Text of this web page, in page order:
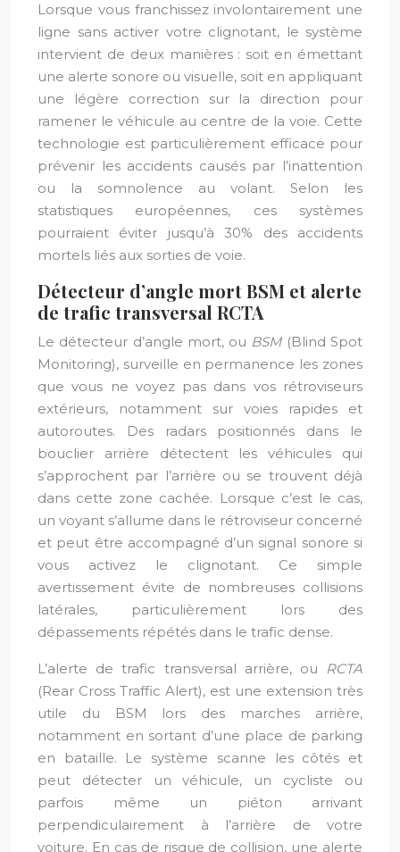
Lorsque vous franchissez involontairement une
ligne sans activer votre clignotant, le système
intervient de deux manières : soit en émettant
une alerte sonore ou visuelle, soit en appliquant
une légère correction sur la direction pour
ramener le véhicule au centre de la voie. Cette
technologie est particulièrement efficace pour
prévenir les accidents causés par l’inattention
ou la somnolence au volant. Selon les
statistiques européennes, ces systèmes
pourraient éviter jusqu’à 30% des accidents
mortels liés aux sorties de voie.
Détecteur d’angle mort BSM et alerte
de trafic transversal RCTA
Le détecteur d’angle mort, ou BSM(Blind Spot
Monitoring), surveille en permanence les zones
que vous ne voyez pas dans vos rétroviseurs
extérieurs, notamment sur voies rapides et
autoroutes. Des radars positionnés dans le
bouclier arrière détectent les véhicules qui
s’approchent par l’arrière ou se trouvent déjà
dans cette zone cachée. Lorsque c’est le cas,
un voyant s’allume dans le rétroviseur concerné
et peut être accompagné d’un signal sonore si
vous activez le clignotant. Ce simple
avertissement évite de nombreuses collisions
latérales, particulièrement lors des
dépassements répétés dans le trafic dense.
L’alerte de trafic transversal arrière, ou
RCTA
(Rear Cross Traffic Alert), est une extension très
utile du BSM lors des marches arrière,
notamment en sortant d’une place de parking
en bataille. Le système scanne les côtés et
peut détecter un véhicule, un cycliste ou
parfois même un piéton arrivant
perpendiculairement à l’arrière de votre
voiture. En cas de risque de collision, une alerte